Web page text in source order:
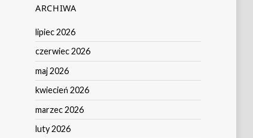
ARCHIWA
lipiec 2026
czerwiec 2026
maj 2026
kwiecień 2026
marzec 2026
luty 2026